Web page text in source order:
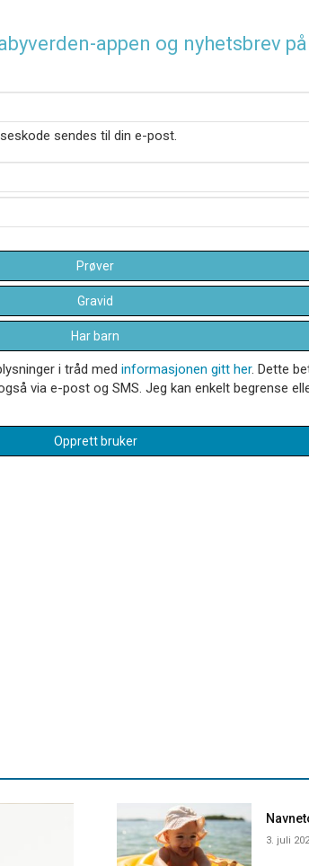
appen og nyhetsbrev
sendes til din e-post.
Prøver
Gravid
Har barn
i tråd med informasjonen gitt her. Dette
via e-post og SMS. Jeg kan enkelt begrense
Opprett bruker
3. juli